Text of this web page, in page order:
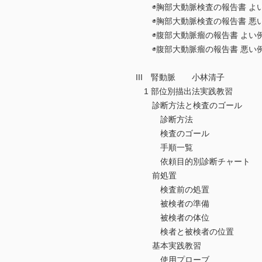
◉胸部大動脈検査の報告書 よ
◉胸部大動脈検査の報告書 悪
◉腹部大動脈瘤の報告書 よい
◉腹部大動脈瘤の報告書 悪い
III 腎動脈 小林清子
1 部位別描出法実践教習
診断方法と検査のゴール
診断方法
検査のゴール
手順一覧
依頼目的別診断チャート
前処置
検査前の処置
被検者の準備
被検者の体位
検者と被検者の位置
基本実践教習
使用プローブ